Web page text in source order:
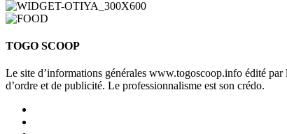
TOGO SCOOP
Le site d’informations générales www.togoscoop.info édité
d’ordre et de publicité. Le professionnalisme est son crédo.